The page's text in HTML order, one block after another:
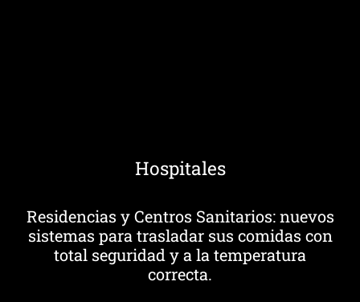
Hospitales
Residencias y Centros Sanitarios: nuevos
sistemas para trasladar sus comidas con
total seguridad y a la temperatura
correcta.